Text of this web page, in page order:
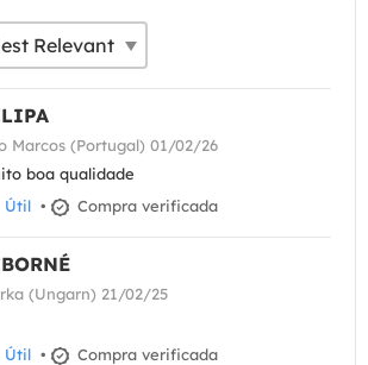
Marcos (Portugal) 01/02/26
boa qualidade
Útil • Compra verificada
(Ungarn) 21/02/25
Útil • Compra verificada